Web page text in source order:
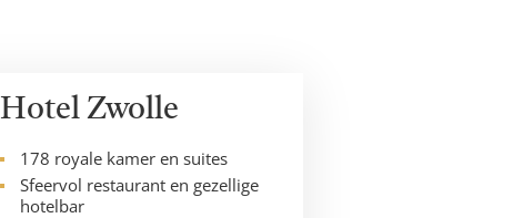
Hotel Zwolle
178 royale kamer en suites
Sfeervol restaurant en gezellige
hotelbar